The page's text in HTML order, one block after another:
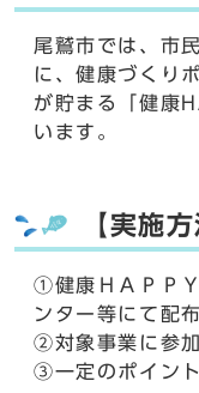
尾鷲市では、市
に、健康づくり
が貯まる「健康
います。
【実施方
①健康ＨＡＰＰ
ンター等にて配布
②対象事業に参
③一定のポイン